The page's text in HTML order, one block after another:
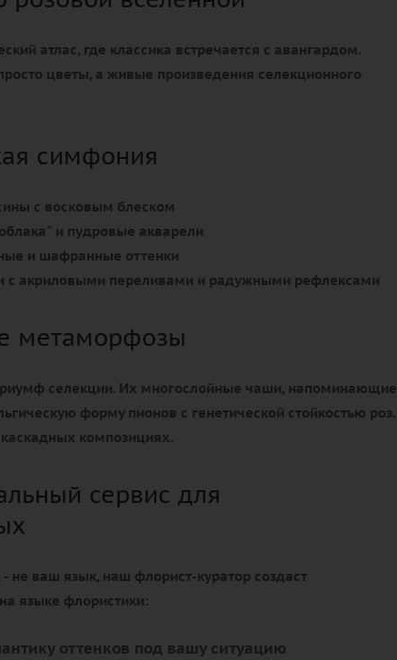
атлас, где классика встречается с авангардом.
цветы, а живые произведения селекционного
симфония
с восковым блеском
и пудровые акварели
и шафранные оттенки
с акриловыми переливами и радужными рефлексами
метаморфозы
селекции. Их многослойные чаши, напоминающие
форму пионов с генетической стойкостью роз.
композициях.
сервис для
не ваш язык, наш флорист-куратор создаст
языке флористики:
оттенков под вашу ситуацию